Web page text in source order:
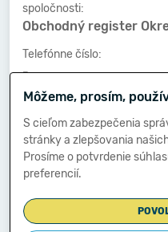
spoločnosti:
Obchodný register
Telefónne číslo:
-
Faxové číslo:
-
E-mailová adresa:
-
Zostavená dňa:
Môžeme, prosím,
S cieľom zabezpečenia
stránky a zlepšovania
Prosíme o potvrdenie
preferencií.